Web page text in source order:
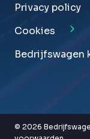
Privacy policy
Cookies
Bedrijfswagen
© 2026